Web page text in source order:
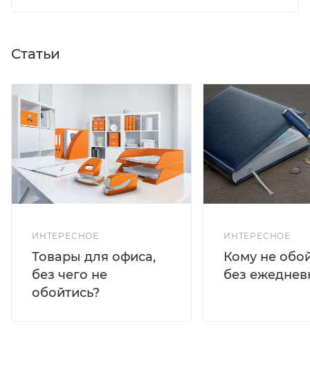
Статьи
ИНТЕРЕСНОЕ
Товары для офиса,
без чего не
обойтись?
ИНТЕРЕСНОЕ
Кому не
без